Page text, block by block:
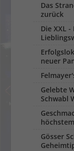
Das
zurück
Die XXL
neuer
Gelebte
Schwabl
Gösser